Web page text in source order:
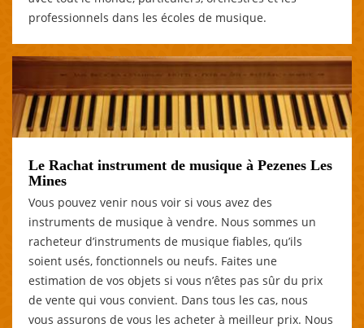
professionnels dans les écoles de musique.
Le Rachat instrument de musique à Pezenes Les
Mines
Vous pouvez venir nous voir si vous avez des
instruments de musique à vendre. Nous sommes un
racheteur d’instruments de musique fiables, qu’ils
soient usés, fonctionnels ou neufs. Faites une
estimation de vos objets si vous n’êtes pas sûr du prix
de vente qui vous convient. Dans tous les cas, nous
vous assurons de vous les acheter à meilleur prix. Nous